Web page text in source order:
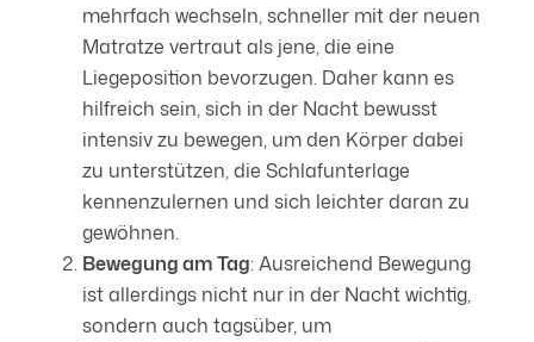
mehrfach wechseln, schneller mit der neuen
Matratze vertraut als jene, die eine
Liegeposition bevorzugen. Daher kann es
hilfreich sein, sich in der Nacht bewusst
intensiv zu bewegen, um den Körper dabei
zu unterstützen, die Schlafunterlage
kennenzulernen und sich leichter daran zu
gewöhnen.
Bewegung am Tag: Ausreichend Bewegung
ist allerdings nicht nur in der Nacht wichtig,
sondern auch tagsüber, um